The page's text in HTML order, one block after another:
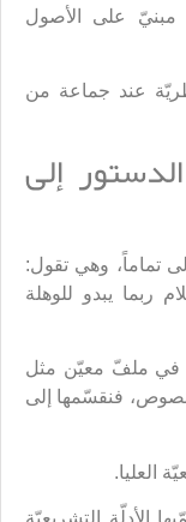
مبنيّ على الأصول
عند جماعة من
إلى
تماماً، وهي تقول:
ربما يبدو للوهلة
في ملفّ معيّن مثل
فنقسّمها إلى
العليا.
الأدلّة التشريعيّة